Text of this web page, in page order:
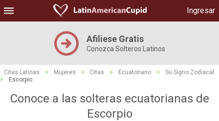
Ingresar
Afiliese Gratis
Conozca Solteros Latinos
Citas Latinas > Mujeres > Citas > Ecuatoriano >
Su Signo Zodiacal
>
Escorpio
Conoce a las solteras ecuatorianas de
Escorpio